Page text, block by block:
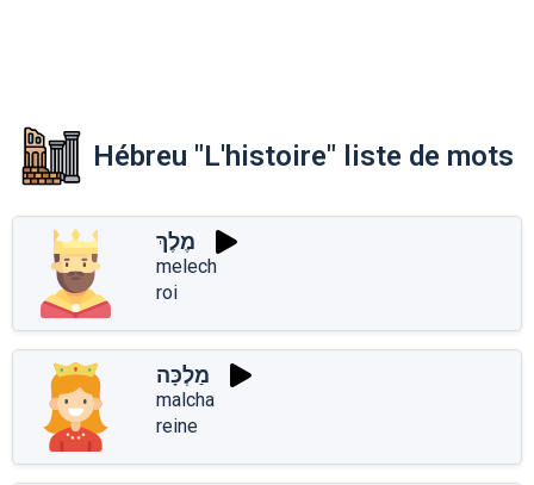
Hébreu "L'histoire" liste de mots
מֶלֶךְ
melech
roi
מַלְכָּה
malcha
reine